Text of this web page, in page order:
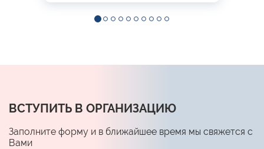
ВСТУПИТЬ В ОРГАНИЗАЦИЮ
Заполните форму и в ближайшее время мы свяжется с
Вами